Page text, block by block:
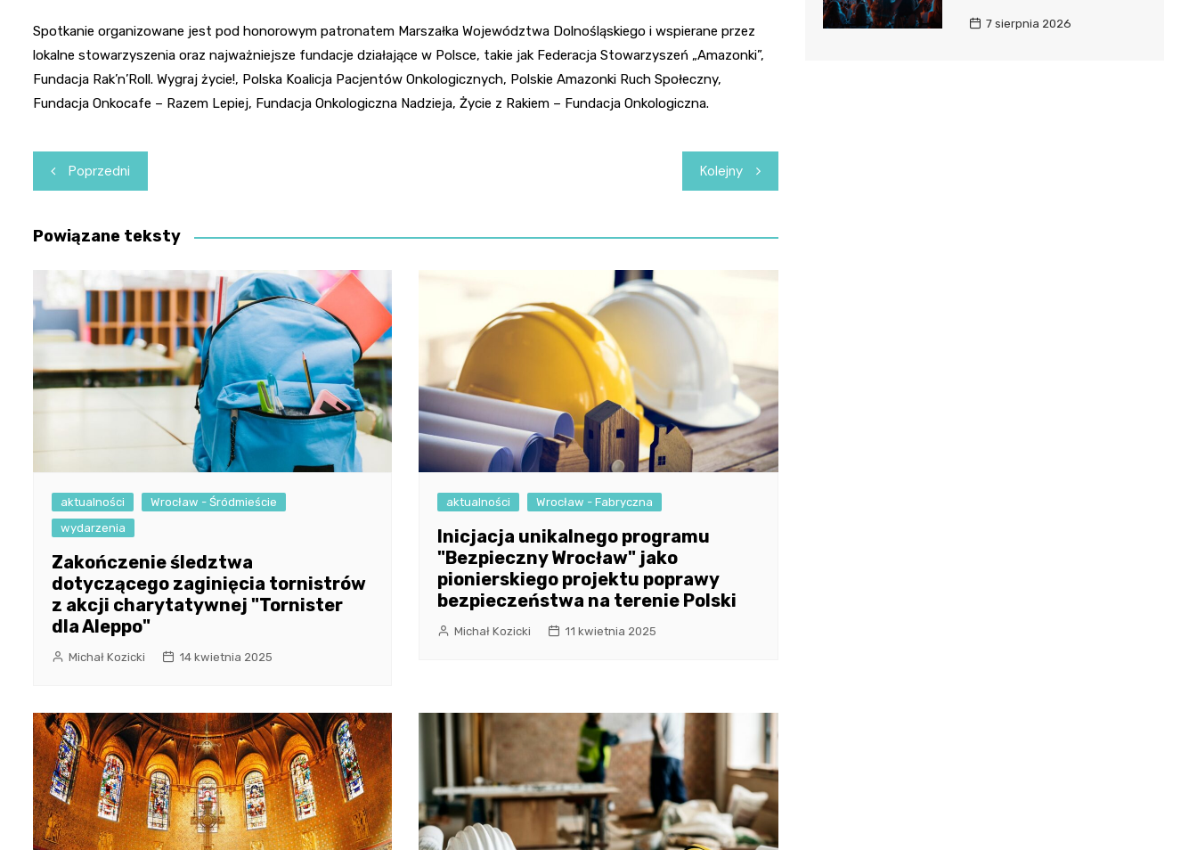
Spotkanie organizowane jest pod honorowym patronatem Marszałka Województwa Dolnośląskiego i wspierane przez
lokalne stowarzyszenia oraz najważniejsze fundacje działające w Polsce, takie jak Federacja Stowarzyszeń „Amazonki”,
Fundacja Rak’n’Roll. Wygraj życie!, Polska Koalicja Pacjentów Onkologicznych, Polskie Amazonki Ruch Społeczny,
Fundacja Onkocafe – Razem Lepiej, Fundacja Onkologiczna Nadzieja, Życie z Rakiem – Fundacja Onkologiczna.
Nawigacja
wpisu
Poprzedni Kolejny
Powiązane teksty
aktualności
Wrocław - Śródmieście
wydarzenia
Zakończenie śledztwa
dotyczącego zaginięcia tornistrów
z akcji charytatywnej "Tornister
dla Aleppo"
Michał Kozicki 14 kwietnia 2025
aktualności Wrocław - Fabryczna
Inicjacja unikalnego programu
"Bezpieczny Wrocław" jako
pionierskiego projektu poprawy
bezpieczeństwa na terenie Polski
Michał Kozicki 11 kwietnia 2025
7 sierpnia 2026